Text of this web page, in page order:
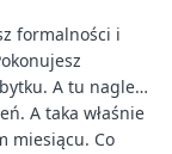
formalności i
A tu nagle…
A taka właśnie
miesiącu. Co